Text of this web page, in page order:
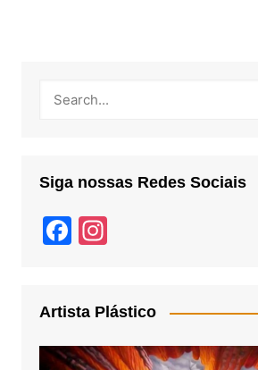
Siga nossas Redes Sociais
F
e
b
gr
a
Artista Plástico